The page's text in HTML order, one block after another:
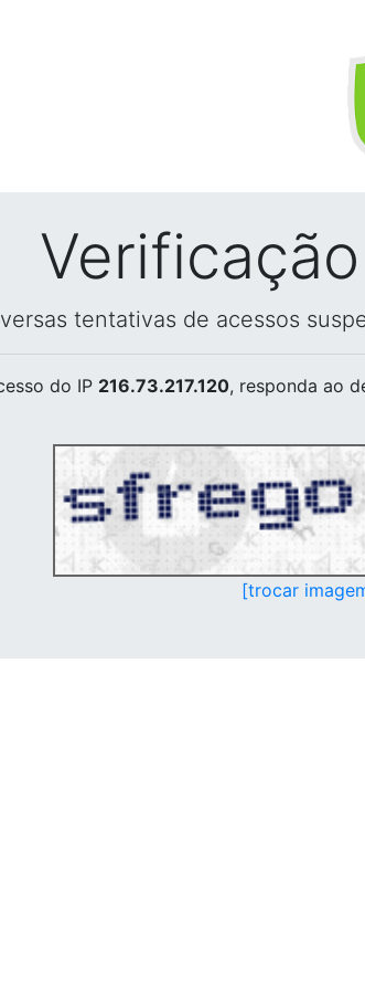
tentativas de acessos
do IP 216.73.217.120, responda ao
[trocar